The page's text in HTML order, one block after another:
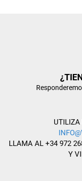
UTILIZA
LLAMA AL +34 972
Y